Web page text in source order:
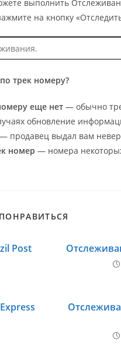
выполнить
на кнопку
трек номеру?
еще нет — обычно
обновление
— продавец выдал вам
номер — номера
Post